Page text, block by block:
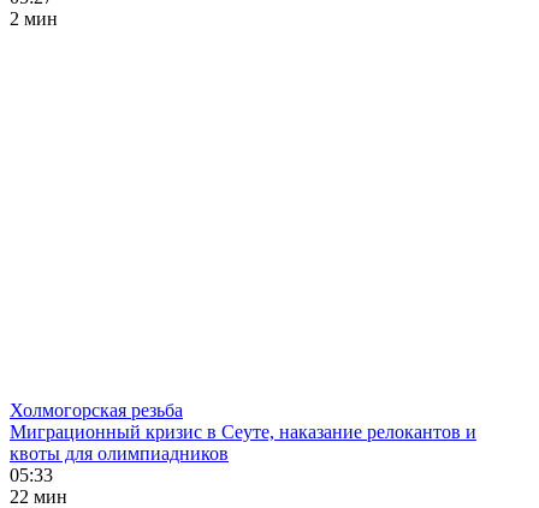
2 мин
Холмогорская резьба
Миграционный кризис в Сеуте, наказание релокантов и
квоты для олимпиадников
05:33
22 мин